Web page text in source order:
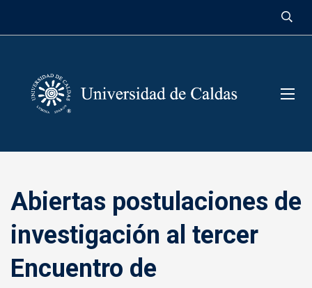
Abiertas postulaciones de
investigación al tercer
Encuentro de